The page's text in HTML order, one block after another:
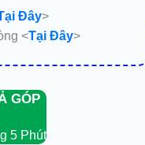
Đây>
<Tại Đây>
GÓP
5 Phút